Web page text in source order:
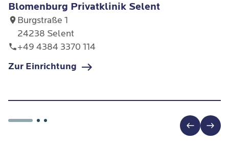
Blomenburg Privatklinik Selent
Burgstraße 1
24238 Selent
+49 4384 3370 114
Zur Einrichtung